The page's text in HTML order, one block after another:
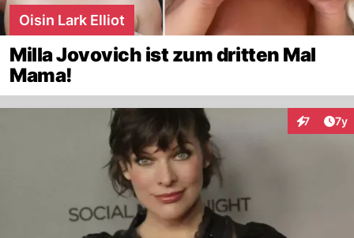
Oisin Lark Elliot
Milla Jovovich ist zum dritten Mal
Mama!
7 7y